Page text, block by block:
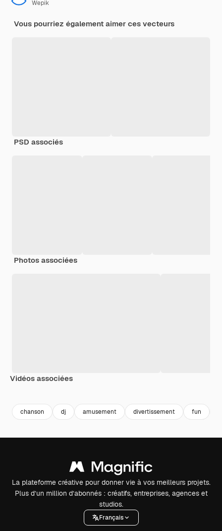
Wepik
Vous pourriez également aimer ces vecteurs
PSD associés
Photos associées
Vidéos associées
chanson dj amusement divertissement fun
La plateforme créative pour donner vie à vos meilleurs projets.
Plus d’un million d’abonnés : créatifs, entreprises, agences et
studios.
Français